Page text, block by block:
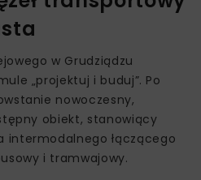
w Grudziądzu
„projektuj i buduj”. Po
nowoczesny,
obiekt, stanowiący
intermodalnego łączącego
i tramwajowy.